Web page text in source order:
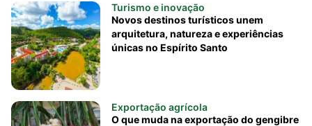
Turismo e inovação
Novos destinos turísticos unem
arquitetura, natureza e experiências
únicas no Espírito Santo
Exportação agrícola
O que muda na exportação do gengibre